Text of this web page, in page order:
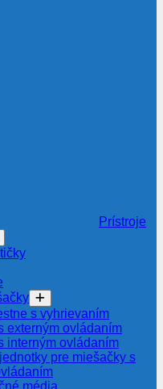
Prístroje
s vyhrievaním
externým ovládaním
interným ovládaním
pre miešačky s
média